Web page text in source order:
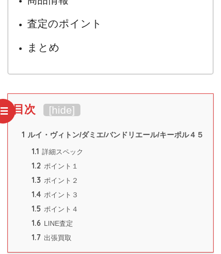
査定のポイント
まとめ
目次 [hide]
1 ルイ・ヴィトン/ダミエ/バンドリエール/キーポル４５
1.1 詳細スペック
1.2 ポイント１
1.3 ポイント２
1.4 ポイント３
1.5 ポイント４
1.6 LINE査定
1.7 出張買取